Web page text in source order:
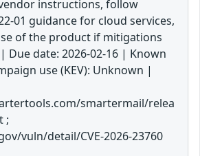
instructions, follow
01 guidance for cloud services,
of the product if mitigations
Due date: 2026-02-16 | Known
use (KEV): Unknown |
smartermail/relea
;
vuln/detail/CVE-2026-23760